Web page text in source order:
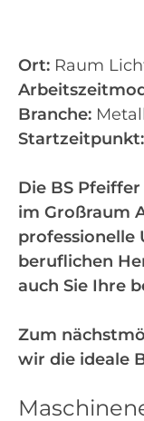
Ort: Raum
Branche: Metall
Startzeitpunkt:
Die BS
im Großraum
professionelle
beruflichen
auch Sie Ihre
Zum
wir die ideale